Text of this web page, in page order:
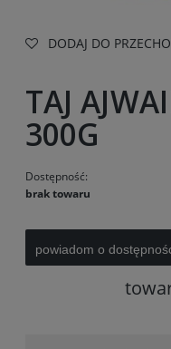
DODAJ DO
TAJ
300G
Dostępność:
brak towaru
powiadom o